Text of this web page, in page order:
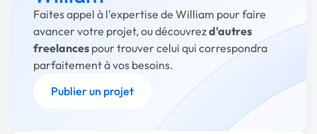
Faites appel à l'expertise de William pour faire
avancer votre projet, ou découvrezd'autres
freelances pour trouver celui qui correspondra
parfaitement à vos besoins.
Publier un projet